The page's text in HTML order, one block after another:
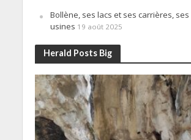
Bollène, ses lacs et ses carrières,
usines 19 août 2025
Herald Posts Big